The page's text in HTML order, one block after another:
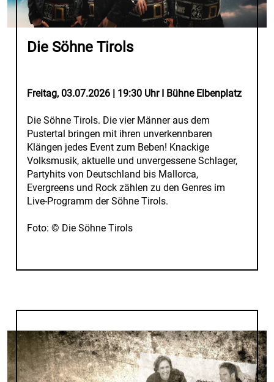
Die Söhne Tirols
Freitag, 03.07.2026 | 19:30 Uhr I Bühne Elbenplatz
Die Söhne Tirols. Die vier Männer aus dem
Pustertal bringen mit ihren unverkennbaren
Klängen jedes Event zum Beben! Knackige
Volksmusik, aktuelle und unvergessene Schlager,
Partyhits von Deutschland bis Mallorca,
Evergreens und Rock zählen zu den Genres im
Live-Programm der Söhne Tirols.
Foto: © Die Söhne Tirols